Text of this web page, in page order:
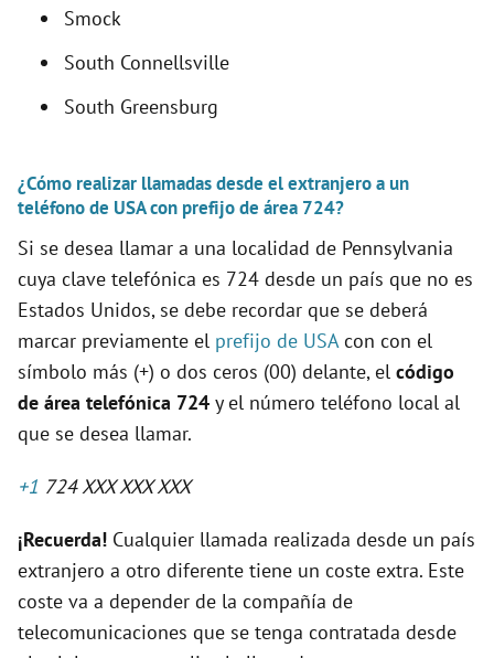
Smock
South Connellsville
South Greensburg
¿Cómo realizar llamadas desde el extranjero a un
teléfono de USA con prefijo de área 724?
Si se desea llamar a una localidad de Pennsylvania
cuya clave telefónica es 724 desde un país que no es
Estados Unidos, se debe recordar que se deberá
marcar previamente el prefijo de USAcon con el
símbolo más (+) o dos ceros (00) delante, el código
de área telefónica 724 y el número teléfono local al
que se desea llamar.
+1 724 XXX XXX XXX
¡Recuerda! Cualquier llamada realizada desde un país
extranjero a otro diferente tiene un coste extra. Este
coste va a depender de la compañía de
telecomunicaciones que se tenga contratada desde